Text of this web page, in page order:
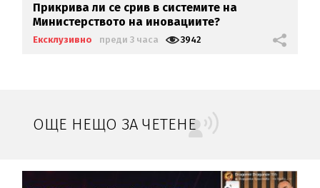
Прикрива ли се срив в системите на
Министерството на иновациите?
Ексклузивно преди 3 часа 3942
ОЩЕ НЕЩО ЗА ЧЕТЕНЕ